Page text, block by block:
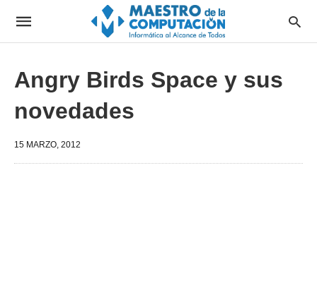
Angry Birds Space y sus
novedades
15 MARZO, 2012